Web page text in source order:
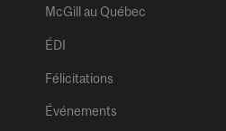
McGill au Québec
ÉDI
Félicitations
Événements